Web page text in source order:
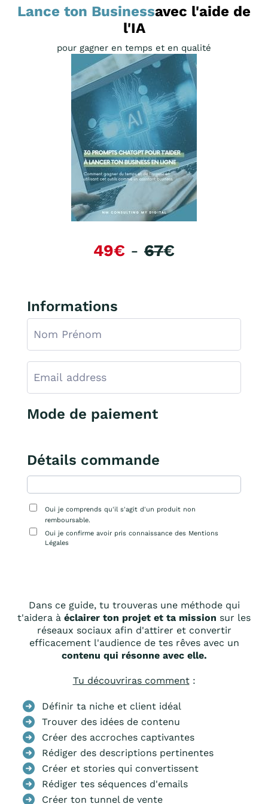
Lance ton Businessavec l'aide de
l'IA
pour gagner en temps et en qualité
49€ - 67€
Informations
Mode de paiement
Détails commande
Oui je comprends qu'il s'agit d'un produit non
remboursable.
Oui je confirme avoir pris connaissance des Mentions
Légales
Dans ce guide, tu trouveras une méthode qui
t'aidera à éclairer ton projet et ta mission sur les
réseaux sociaux afin d'attirer et convertir
efficacement l'audience de tes rêves avec un
contenu qui résonne avec elle.
Tu découvriras comment:
Définir ta niche et client idéal
Trouver des idées de contenu
Créer des accroches captivantes
Rédiger des descriptions pertinentes
Créer et stories qui convertissent
Rédiger tes séquences d'emails
Créer ton tunnel de vente